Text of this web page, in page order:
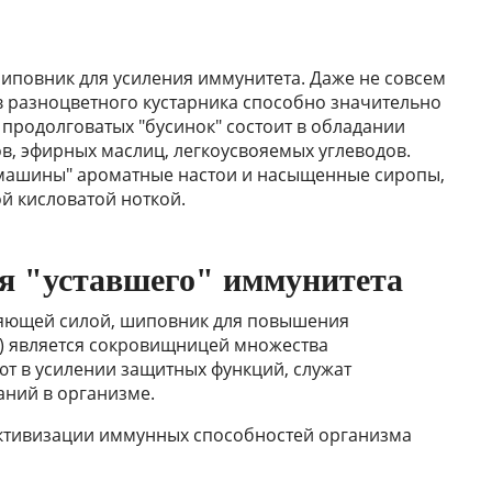
для усиления иммунитета. Даже не совсем
кустарника способно значительно
"бусинок" состоит в обладании
эфирных маслиц, легкоусвояемых углеводов.
ароматные настои и насыщенные сиропы,
кисловатой ноткой.
"уставшего" иммунитета
силой, шиповник для повышения
является сокровищницей множества
в усилении защитных функций, служат
в организме.
иммунных способностей организма